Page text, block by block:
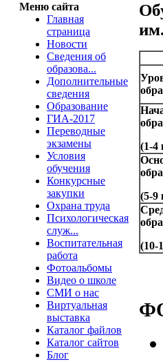
Меню сайта
Главная
страница
Новости
Сведения об
образова...
Дополнительные
сведения
Образование
ГИА-2017
Переводные
экзамены
Условия
обучения
Конкурсные
закупки
Охрана труда
Психологическая
служ...
Воспитательная
работа
Фотоальбомы
Видео о школе
СМИ о нас
Виртуальная
выставка
Каталог файлов
Каталог сайтов
Блог
(1-4
(5-9
(10-